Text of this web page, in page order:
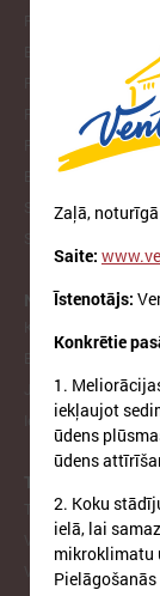
Zaļā,
Saite:
Īstenotājs:
Konkrētie
1.
iekļaujot
ūdens
ūdens
2. Koku
ielā, lai
mikroklimatu
Biedrība "Rīgas
Piekrastes
Pašvaldību
Pašvaldību IKT
Bāriņtiesu
Sociālo aprūpes
NODERĪGI
Jaunatnes lietas
Iepirkumu joma
Tiešraide
Videoarhīvs
Videoarhīvs-old